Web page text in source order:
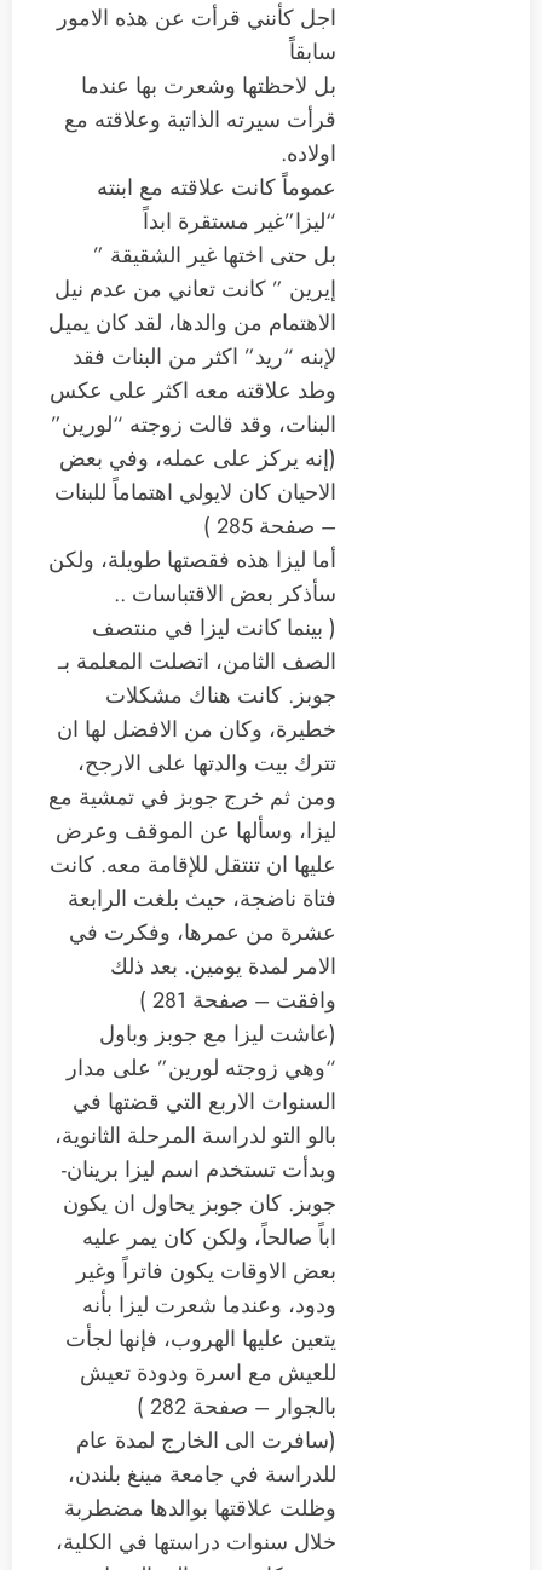
اجل كأنني قرأت عن هذه الامور
سابقاً
بل لاحظتها وشعرت بها عندما
قرأت سيرته الذاتية وعلاقته مع
اولاده.
عموماً كانت علاقته مع ابنته
“ليزا”غير مستقرة ابداً
بل حتى اختها غير الشقيقة ”
إيرين ” كانت تعاني من عدم نيل
الاهتمام من والدها، لقد كان يميل
لإبنه “ريد” اكثر من البنات فقد
وطد علاقته معه اكثر على عكس
البنات، وقد قالت زوجته “لورين”
(إنه يركز على عمله، وفي بعض
الاحيان كان لايولي اهتماماً للبنات
– صفحة 285 )
أما ليزا هذه فقصتها طويلة، ولكن
سأذكر بعض الاقتباسات ..
( بينما كانت ليزا في منتصف
الصف الثامن، اتصلت المعلمة بـ
جوبز. كانت هناك مشكلات
خطيرة، وكان من الافضل لها ان
تترك بيت والدتها على الارجح،
ومن ثم خرج جوبز في تمشية مع
ليزا، وسألها عن الموقف وعرض
عليها ان تنتقل للإقامة معه. كانت
فتاة ناضجة، حيث بلغت الرابعة
عشرة من عمرها، وفكرت في
الامر لمدة يومين. بعد ذلك
وافقت – صفحة 281 )
(عاشت ليزا مع جوبز وباول
“وهي زوجته لورين” على مدار
السنوات الاربع التي قضتها في
بالو التو لدراسة المرحلة الثانوية،
وبدأت تستخدم اسم ليزا برينان-
جوبز. كان جوبز يحاول ان يكون
اباً صالحاً، ولكن كان يمر عليه
بعض الاوقات يكون فاتراً وغير
ودود، وعندما شعرت ليزا بأنه
يتعين عليها الهروب، فإنها لجأت
للعيش مع اسرة ودودة تعيش
بالجوار – صفحة 282 )
(سافرت الى الخارج لمدة عام
للدراسة في جامعة مينغ بلندن،
وظلت علاقتها بوالدها مضطربة
خلال سنوات دراستها في الكلية،